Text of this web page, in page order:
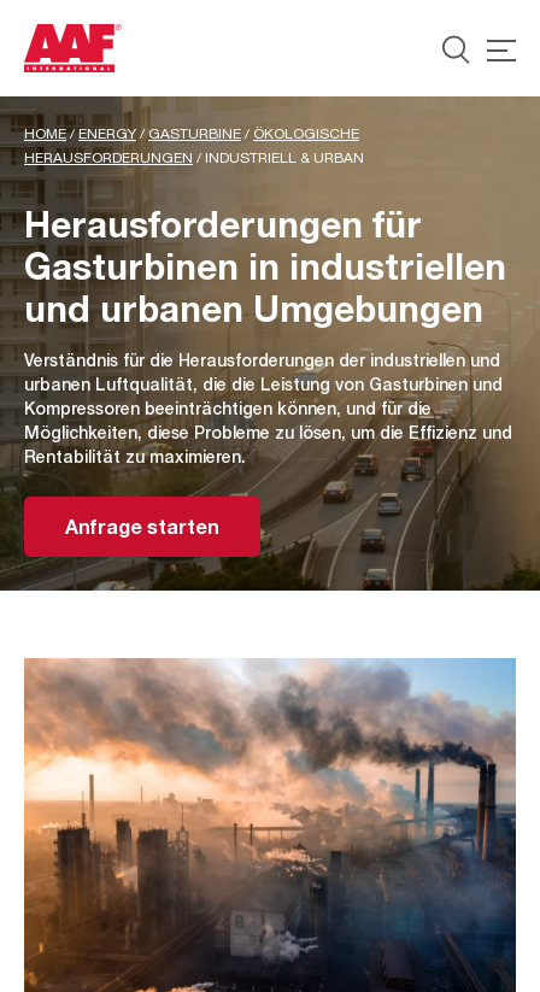
HOME/ENERGY / GASTURBINE / ÖKOLOGISCHE
HERAUSFORDERUNGEN / INDUSTRIELL & URBAN
Herausforderungen für
Gasturbinen in industriellen
und urbanen Umgebungen
Verständnis für die Herausforderungen der industriellen und
urbanen Luftqualität, die die Leistung von Gasturbinen und
Kompressoren beeinträchtigen können, und für die
Möglichkeiten, diese Probleme zu lösen, um die Effizienz und
Rentabilität zu maximieren.
Anfrage starten